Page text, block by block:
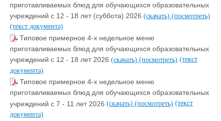
приготавливаемых блюд для обучающихся образовательных
учреждений с 12 - 18 лет (суббота) 2026 (скачать) (посмотреть)
(текст документа)
Типовое примерное 4-х недельное меню
приготавливаемых блюд для обучающихся образовательных
учреждений с 12 - 18 лет 2026 (скачать) (посмотреть) (текст
документа)
Типовое примерное 4-х недельное меню
приготавливаемых блюд для обучающихся образовательных
учреждений с 7 - 11 лет 2026 (скачать) (посмотреть) (текст
документа)